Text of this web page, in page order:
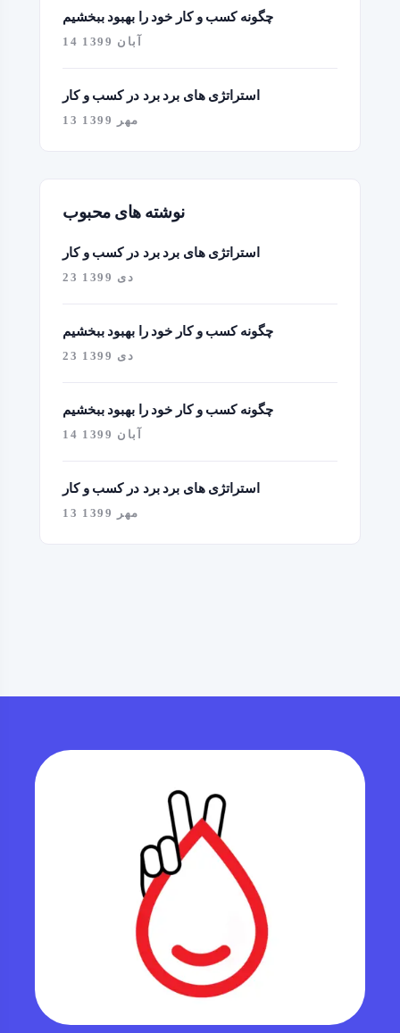
چگونه کسب و کار خود را بهبود ببخشیم
14 آبان 1399
استراتژی های برد برد در کسب و کار
13 مهر 1399
نوشته های محبوب
استراتژی های برد برد در کسب و کار
23 دی 1399
چگونه کسب و کار خود را بهبود ببخشیم
23 دی 1399
چگونه کسب و کار خود را بهبود ببخشیم
14 آبان 1399
استراتژی های برد برد در کسب و کار
13 مهر 1399